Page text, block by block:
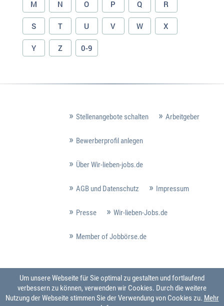
M N O P Q R
S T U V W X
Y Z 0-9
Stellenangebote schalten Arbeitgeber
Bewerberprofil anlegen
Über Wir-lieben-jobs.de
AGB und Datenschutz Impressum
Presse Wir-lieben-Jobs.de
Member of Jobbörse.de
Um unsere Webseite für Sie optimal zu gestalten und fortlaufend
verbessern zu können, verwenden wir Cookies. Durch die weitere
Nutzung der Webseite stimmen Sie der Verwendung von Cookies zu. Mehr